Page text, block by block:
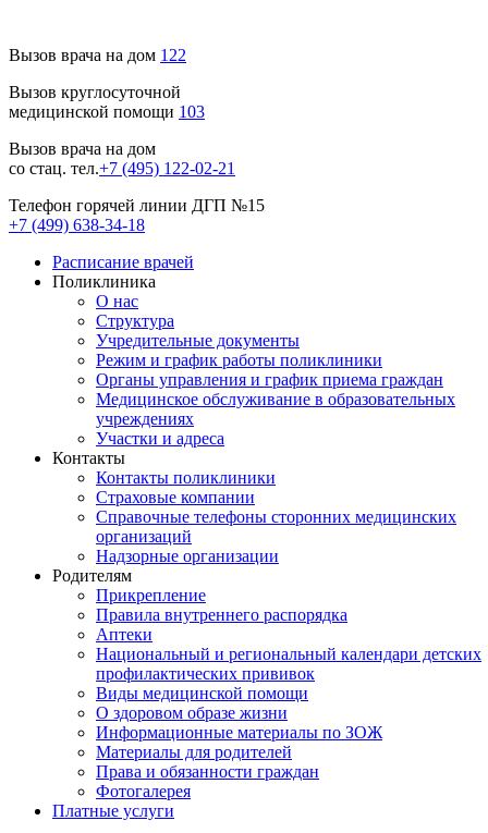
Вызов врача на дом 122
Вызов круглосуточной
медицинской помощи 103
Вызов врача на дом
со стац. тел.+7 (495) 122-02-21
Телефон горячей линии ДГП №15
+7 (499) 638-34-18
Расписание врачей
Поликлиника
О нас
Структура
Учредительные документы
Режим и график работы поликлиники
Органы управления и график приема граждан
Медицинское обслуживание в образовательных
учреждениях
Участки и адреса
Контакты
Контакты поликлиники
Страховые компании
Справочные телефоны сторонних медицинских
организаций
Надзорные организации
Родителям
Прикрепление
Правила внутреннего распорядка
Аптеки
Национальный и региональный календари детских
профилактических прививок
Виды медицинской помощи
О здоровом образе жизни
Информационные материалы по ЗОЖ
Материалы для родителей
Права и обязанности граждан
Фотогалерея
Платные услуги